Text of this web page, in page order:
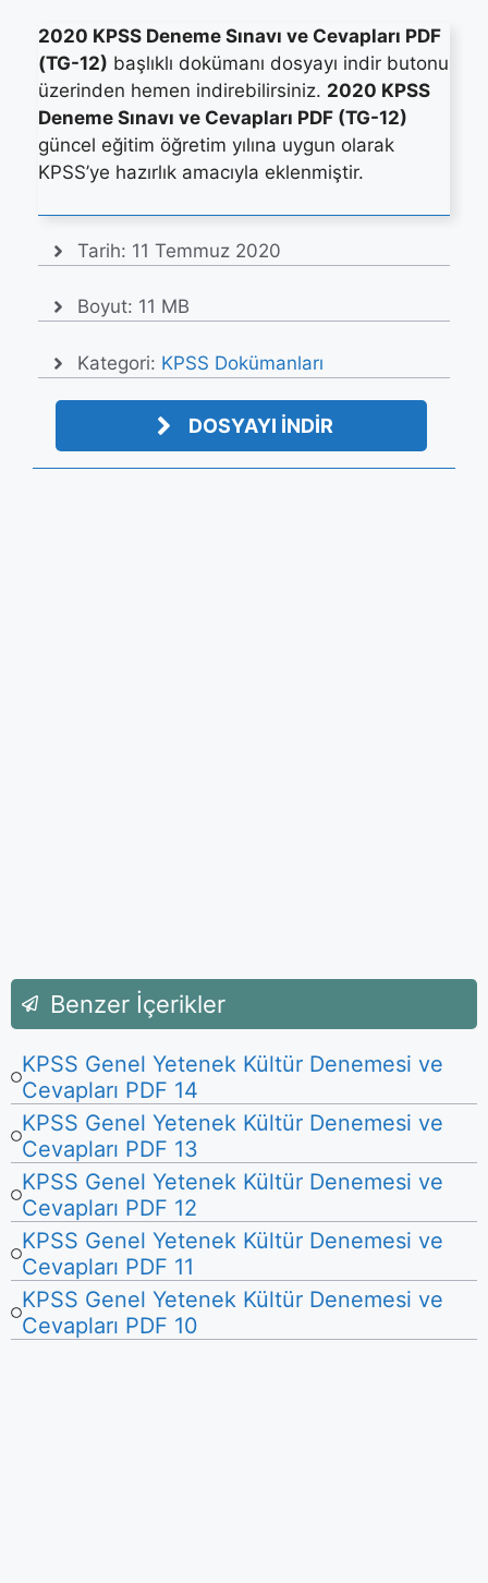
2020 KPSS Deneme Sınavı ve Cevapları PDF
(TG-12) başlıklı dokümanı dosyayı indir butonu
üzerinden hemen indirebilirsiniz. 2020 KPSS
Deneme Sınavı ve Cevapları PDF (TG-12)
güncel eğitim öğretim yılına uygun olarak
KPSS’ye hazırlık amacıyla eklenmiştir.
Tarih: 11 Temmuz 2020
Boyut: 11 MB
Kategori: KPSS Dokümanları
DOSYAYI İNDİR
Benzer İçerikler
KPSS Genel Yetenek Kültür Denemesi ve
Cevapları PDF 14
KPSS Genel Yetenek Kültür Denemesi ve
Cevapları PDF 13
KPSS Genel Yetenek Kültür Denemesi ve
Cevapları PDF 12
KPSS Genel Yetenek Kültür Denemesi ve
Cevapları PDF 11
KPSS Genel Yetenek Kültür Denemesi ve
Cevapları PDF 10